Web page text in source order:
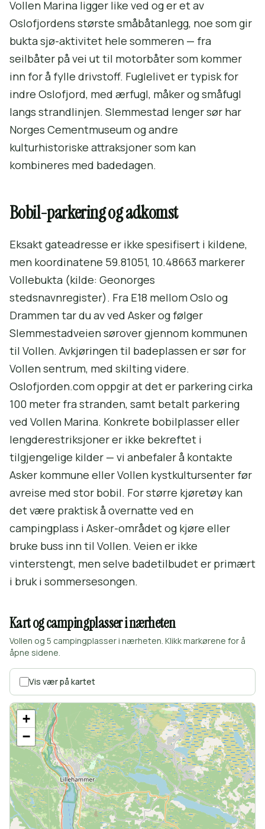
Vollen Marina ligger like ved og er et av
Oslofjordens største småbåtanlegg, noe som gir
bukta sjø-aktivitet hele sommeren — fra
seilbåter på vei ut til motorbåter som kommer
inn for å fylle drivstoff. Fuglelivet er typisk for
indre Oslofjord, med ærfugl, måker og småfugl
langs strandlinjen. Slemmestad lenger sør har
Norges Cementmuseum og andre
kulturhistoriske attraksjoner som kan
kombineres med badedagen.
Bobil-parkering og adkomst
Eksakt gateadresse er ikke spesifisert i kildene,
men koordinatene 59.81051, 10.48663 markerer
Vollebukta (kilde: Geonorges
stedsnavnregister). Fra E18 mellom Oslo og
Drammen tar du av ved Asker og følger
Slemmestadveien sørover gjennom kommunen
til Vollen. Avkjøringen til badeplassen er sør for
Vollen sentrum, med skilting videre.
Oslofjorden.com oppgir at det er parkering cirka
100 meter fra stranden, samt betalt parkering
ved Vollen Marina. Konkrete bobilplasser eller
lengderestriksjoner er ikke bekreftet i
tilgjengelige kilder — vi anbefaler å kontakte
Asker kommune eller Vollen kystkultursenter før
avreise med stor bobil. For større kjøretøy kan
det være praktisk å overnatte ved en
campingplass i Asker-området og kjøre eller
bruke buss inn til Vollen. Veien er ikke
vinterstengt, men selve badetilbudet er primært
i bruk i sommersesongen.
Kart og campingplasser i nærheten
Vollen og 5 campingplasser i nærheten. Klikk markørene for å
åpne sidene.
Vis vær på kartet
+
−